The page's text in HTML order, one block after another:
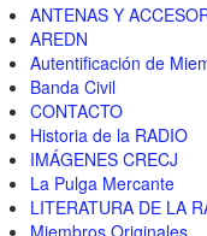
ANTENAS Y
AREDN
Autentificación de
Banda Civil
CONTACTO
Historia de la RADIO
IMÁGENES CRECJ
La Pulga Mercante
LITERATURA DE LA
Miembros Originales